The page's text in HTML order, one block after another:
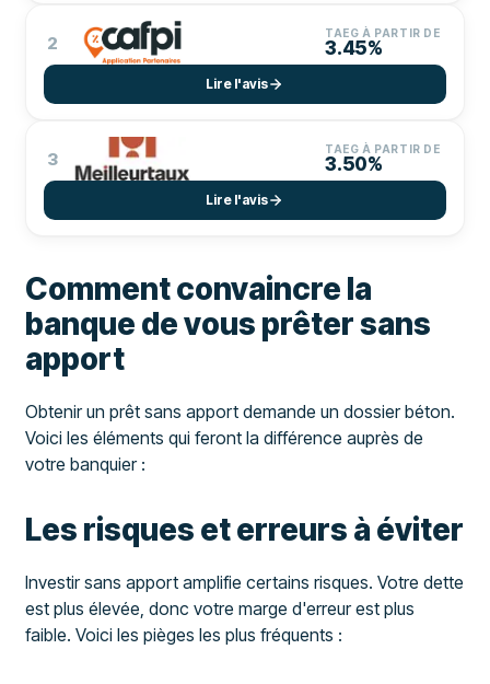
2 TAEG À PARTIR DE
3.45%
Lire l'avis
3 TAEG À PARTIR DE
3.50%
Lire l'avis
Comment convaincre la
banque de vous prêter sans
apport
Obtenir un prêt sans apport demande un dossier béton.
Voici les éléments qui feront la différence auprès de
votre banquier :
Les risques et erreurs à éviter
Investir sans apport amplifie certains risques. Votre dette
est plus élevée, donc votre marge d'erreur est plus
faible. Voici les pièges les plus fréquents :